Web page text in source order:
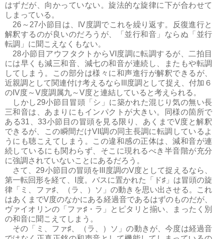
はずだが、向かっていない。旋法的な旋律に下が合わせて
しまっている。
26～27小節目は、IV度調でこれを繰り返す。反復進行と
解釈するのが良いのだろうが、「並行和音」ならぬ「並行
転調」に聞こえなくもない。
28小節目アウフタクトからVI度調に転調するが、二拍目
には早くも減三和音、減七の和音が連続し、またもや転調
してしまう。この部分は様々に和声進行が解釈できるが、
近親調として関連付け考えるならIII度調として捉え、付加６
のIV度～V度調属九～V度と連結していると考えられる。
しかし29小節目冒頭「シ」に築かれた混じり気の無い長
三和音は、あまりにもインパクトが大きい。同様の箇所で
ある31、33小節目の冒頭を見る限り、あくまでV度と解釈
できるが、この瞬間だけVII調の同主長調に転調しているよ
うにも聴こえてしまう。この違和感の正体は、減和音が連
続しているにも関わらず、そこに現れるべき半音階が充分
に強調されていないことにあるだろう。
さて、29小節目の冒頭をIII度調のV度として捉えるなら、
第一転回形を経て、I度。バスに置かれた「ド♯」は冒頭の旋
律「ミ、ファ♯、（ラ、）ソ」の動きを思い出させる。これ
はあくまでV度のなかにある経過音であるはずのものだが、
ヴァイオリンの「ファ♯・ラ」とピタリと揃い、まったく別
の和音に聞こえてしまう。
その「ミ、ファ♯、（ラ、）ソ」の動きが、今度は経過音